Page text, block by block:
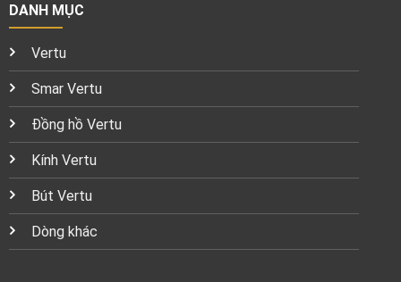
DANH MỤC
Vertu
Smar Vertu
Đồng hồ Vertu
Kính Vertu
Bút Vertu
Dòng khác